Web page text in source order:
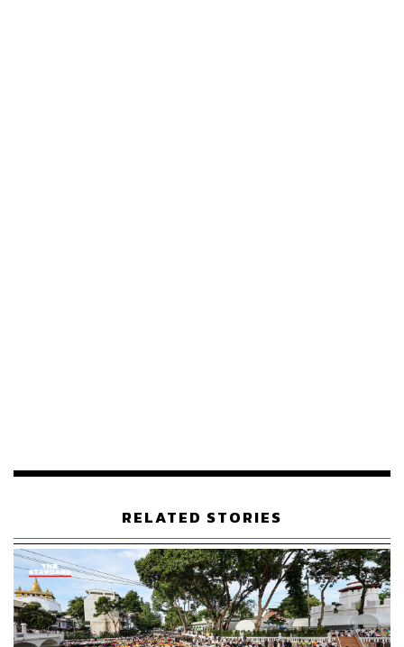
ส่วนปัญหาและความทุกข์ของพี่น้องอีกเรื่องที่สำคัญคือ
ปัญหาน้ำท่วม ซึ่งจากรายงานของ ‘กรีนพีซ’ ระบุว่าในอีก 10
ปีข้างหน้ากรุงเทพมหานครมีโอกาสถูกน้ำท่วม เนื่องมาจาก
สภาวะโลกร้อน และการละลายของน้ำแข็งขั้วโลกหนุนให้
น้ำทะเลสูง
RELATED STORIES